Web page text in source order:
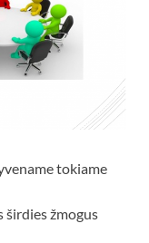
tokiame
širdies žmogus